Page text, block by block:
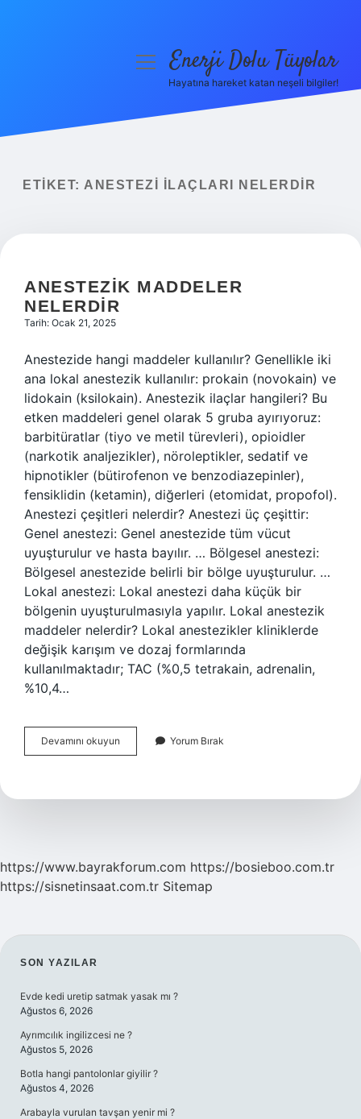
Yasal Uyarı
menüyüEnerji Dolu Tüyolar
Hayatına hareket katan neşeli bilgiler!
ETIKET: ANESTEZI ILAÇLARI NELERDIR
ANESTEZIK MADDELER
NELERDIR
Tarih: Ocak 21, 2025
Anestezide hangi maddeler kullanılır? Genellikle iki
ana lokal anestezik kullanılır: prokain (novokain) ve
lidokain (ksilokain). Anestezik ilaçlar hangileri? Bu
etken maddeleri genel olarak 5 gruba ayırıyoruz:
barbitüratlar (tiyo ve metil türevleri), opioidler
(narkotik analjezikler), nöroleptikler, sedatif ve
hipnotikler (bütirofenon ve benzodiazepinler),
fensiklidin (ketamin), diğerleri (etomidat, propofol).
Anestezi çeşitleri nelerdir? Anestezi üç çeşittir:
Genel anestezi: Genel anestezide tüm vücut
uyuşturulur ve hasta bayılır. … Bölgesel anestezi:
Bölgesel anestezide belirli bir bölge uyuşturulur. …
Lokal anestezi: Lokal anestezi daha küçük bir
bölgenin uyuşturulmasıyla yapılır. Lokal anestezik
maddeler nelerdir? Lokal anestezikler kliniklerde
değişik karışım ve dozaj formlarında
kullanılmaktadır; TAC (%0,5 tetrakain, adrenalin,
%10,4…
Devamını okuyun Anestezik
Maddeler
Yorum Bırak
https://www.bayrakforum.com https://bosieboo.com.tr
https://sisnetinsaat.com.tr Sitemap
SIDEBAR
SON YAZILAR
Evde kedi uretip satmak yasak mı ?
Ağustos 6, 2026
Ayrımcılık ingilizcesi ne ?
Ağustos 5, 2026
Botla hangi pantolonlar giyilir ?
Ağustos 4, 2026
Arabayla vurulan tavşan yenir mi ?